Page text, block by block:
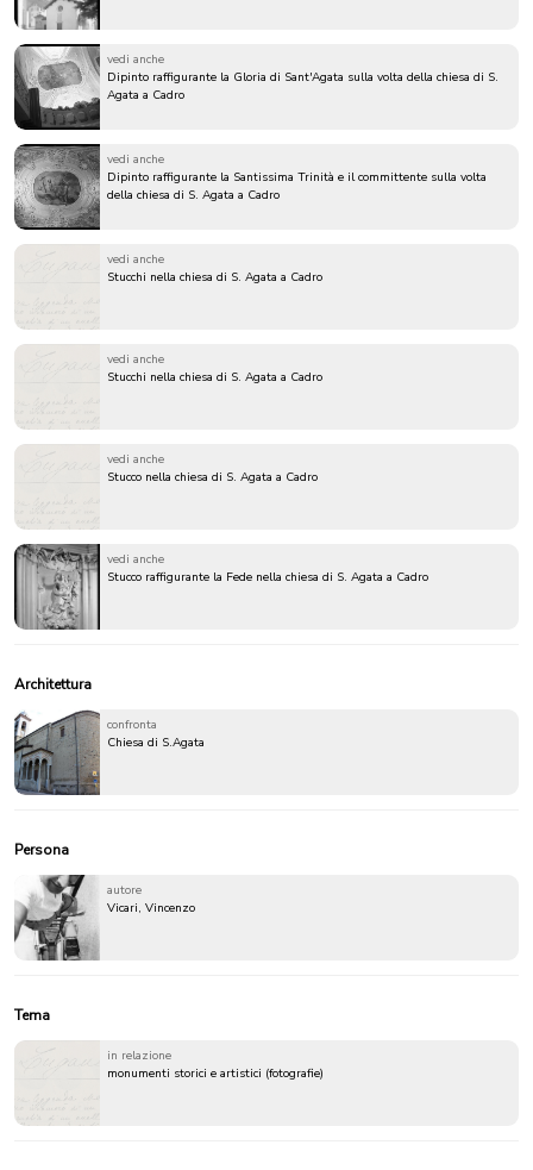
vedi anche
Dipinto raffigurante la Gloria di Sant'Agata sulla volta della chiesa di S.
Agata a Cadro
vedi anche
Dipinto raffigurante la Santissima Trinità e il committente sulla volta
della chiesa di S. Agata a Cadro
vedi anche
Stucchi nella chiesa di S. Agata a Cadro
vedi anche
Stucchi nella chiesa di S. Agata a Cadro
vedi anche
Stucco nella chiesa di S. Agata a Cadro
vedi anche
Stucco raffigurante la Fede nella chiesa di S. Agata a Cadro
Architettura
confronta
Chiesa di S.Agata
Persona
autore
Vicari, Vincenzo
Tema
in relazione
monumenti storici e artistici (fotografie)